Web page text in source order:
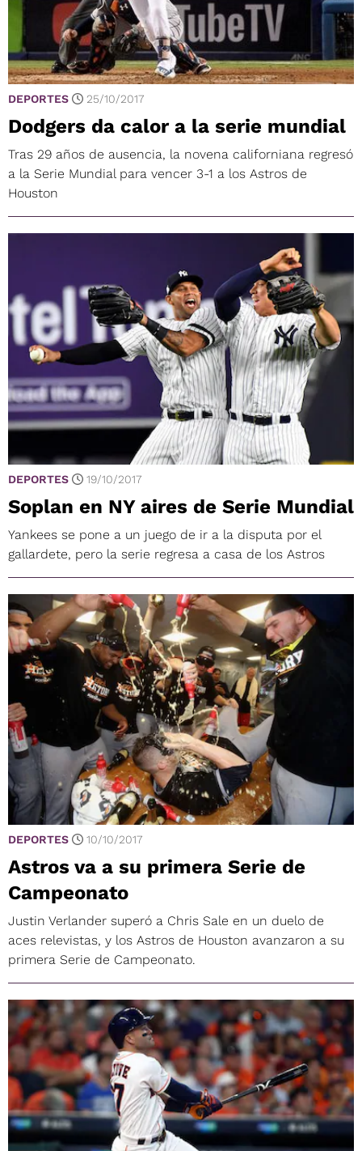
DEPORTES 25/10/2017
Dodgers da calor a la serie mundial
Tras 29 años de ausencia, la novena californiana regresó
a la Serie Mundial para vencer 3-1 a los Astros de
Houston
DEPORTES 19/10/2017
Soplan en NY aires de Serie Mundial
Yankees se pone a un juego de ir a la disputa por el
gallardete, pero la serie regresa a casa de los Astros
DEPORTES 10/10/2017
Astros va a su primera Serie de
Campeonato
Justin Verlander superó a Chris Sale en un duelo de
aces relevistas, y los Astros de Houston avanzaron a su
primera Serie de Campeonato.